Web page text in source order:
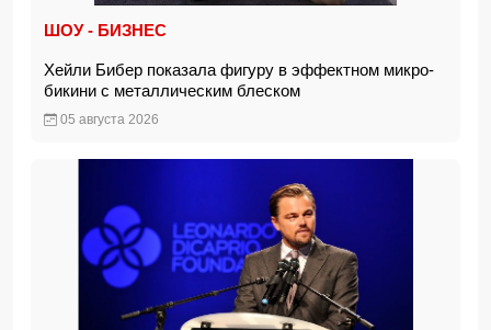
ШОУ - БИЗНЕС
Хейли Бибер показала фигуру в эффектном микро-
бикини с металлическим блеском
05 августа 2026